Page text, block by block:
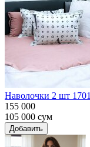
Наволочки 2 шт 1701
155 000
105 000 сум
Добавить